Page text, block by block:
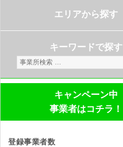
エリアから探す
キーワードで探す
検
索:
キャンペーン中
事業者はコチラ！
登録事業者数